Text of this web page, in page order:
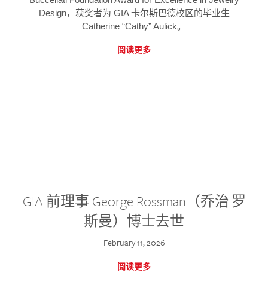
Design，获奖者为 GIA 卡尔斯巴德校区的毕业生
Catherine “Cathy” Aulick。
阅读更多
GIA 前理事 George Rossman（乔治·罗
斯曼）博士去世
February 11, 2026
阅读更多